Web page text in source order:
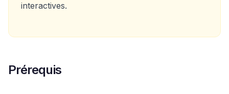
interactives.
Prérequis